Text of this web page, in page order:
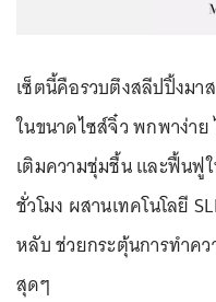
เซ็ตนี้คือรวบตึงสลีปปิ้งมา
ในขนาดไซส์จิ๋ว พกพาง่า
เติมความชุ่มชื้น และฟื้นฟู
ชั่วโมง ผสานเทคโนโลยี
หลับ ช่วยกระตุ้นการทำค
สุดๆ